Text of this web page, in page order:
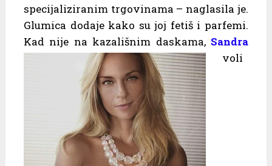
specijaliziranim trgovinama – naglasila je.
Glumica dodaje kako su joj fetiš i parfemi.
Kad nije na kazališnim daskama, Sandra
voli